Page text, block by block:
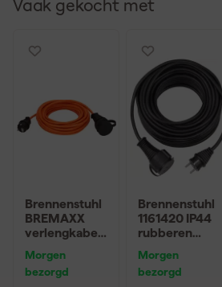
Vaak gekocht met
Brennenstuhl
BREMAXX
verlengkabel
N05V3V3-F
3G1.5 oranje
Morgen
bezorgd
Brennenstuhl
1161420 IP44
rubberen
- H05RR-F
3G1,5 - 5m
Morgen
bezorgd